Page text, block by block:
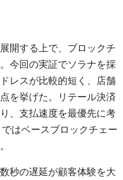
開する上で、ブロックチ
今回の実証でソラナを採
レスが比較的短く、店舗
を挙げた。リテール決済
、支払速度を最優先に考
はベースブロックチェー
秒の遅延が顧客体験を大